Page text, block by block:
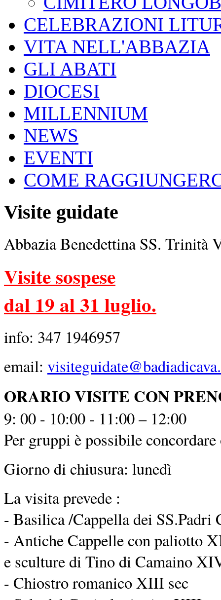
CELEBRAZIONI
VITA NELL'ABBAZIA
GLI ABATI
DIOCESI
MILLENNIUM
NEWS
EVENTI
COME
Visite guidate
Abbazia Benedettina SS. Trinità
Visite sospese
dal 19 al 31 luglio.
info: 347 1946957
email:
ORARIO VISITE CON
9: 00 - 10:00 - 11:00 – 12:00
Per gruppi è possibile
Giorno di chiusura: lunedì
La visita prevede :
- Basilica /Cappella dei
- Antiche Cappelle con paliotto
e sculture di Tino di Camaino
- Chiostro romanico XIII sec